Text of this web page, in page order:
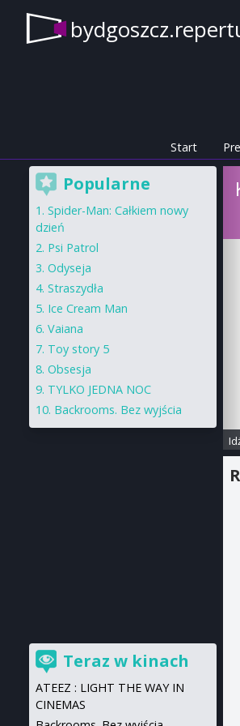
Start
Popularne
Spider-Man: Całkiem nowy
dzień
Psi Patrol
Odyseja
Straszydła
Ice Cream Man
Vaiana
Toy story 5
Obsesja
TYLKO JEDNA NOC
Backrooms. Bez wyjścia
Teraz w kinach
ATEEZ : LIGHT THE WAY IN
CINEMAS